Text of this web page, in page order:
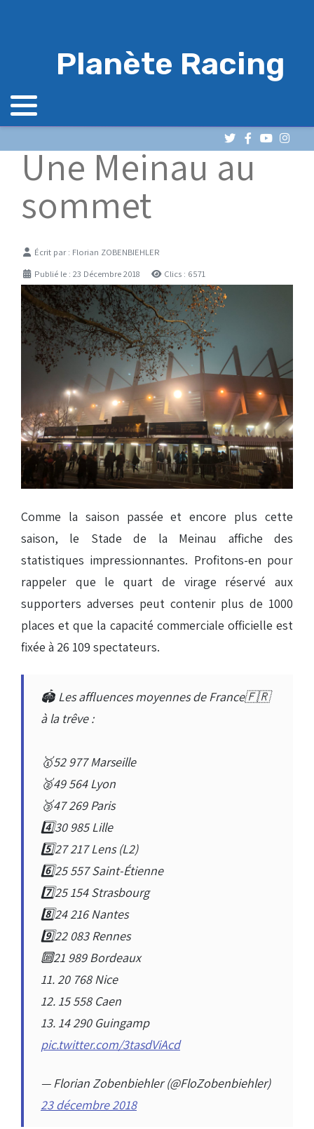
Planète Racing
Une Meinau au
sommet
DétailsÉcrit par : Florian ZOBENBIEHLER
Publié le : 23 Décembre 2018
Clics : 6571
Comme la saison passée et encore plus cette
saison, le Stade de la Meinau affiche des
statistiques impressionnantes. Profitons-en pour
rappeler que le quart de virage réservé aux
supporters adverses peut contenir plus de 1000
places et que la capacité commerciale officielle est
fixée à 26 109 spectateurs.
🏟 Les affluences moyennes de France🇫🇷
à la trêve :
🥇52 977 Marseille
🥈49 564 Lyon
🥉47 269 Paris
4️⃣30 985 Lille
5️⃣27 217 Lens (L2)
6️⃣25 557 Saint-Étienne
7️⃣25 154 Strasbourg
8️⃣24 216 Nantes
9️⃣22 083 Rennes
🔟21 989 Bordeaux
11. 20 768 Nice
12. 15 558 Caen
13. 14 290 Guingamp
pic.twitter.com/3tasdViAcd
— Florian Zobenbiehler (@FloZobenbiehler)
23 décembre 2018